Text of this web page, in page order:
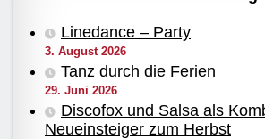
Linedance – Party
3. August 2026
Tanz durch die Ferien
29. Juni 2026
Discofox und Salsa als
Neueinsteiger zum Herbst